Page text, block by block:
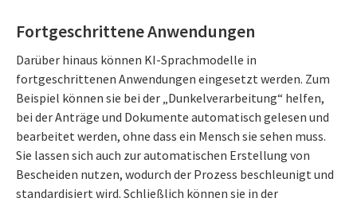
Fortgeschrittene Anwendungen
Darüber hinaus können KI-Sprachmodelle in
fortgeschrittenen Anwendungen eingesetzt werden. Zum
Beispiel können sie bei der „Dunkelverarbeitung“ helfen,
bei der Anträge und Dokumente automatisch gelesen und
bearbeitet werden, ohne dass ein Mensch sie sehen muss.
Sie lassen sich auch zur automatischen Erstellung von
Bescheiden nutzen, wodurch der Prozess beschleunigt und
standardisiert wird. Schließlich können sie in der